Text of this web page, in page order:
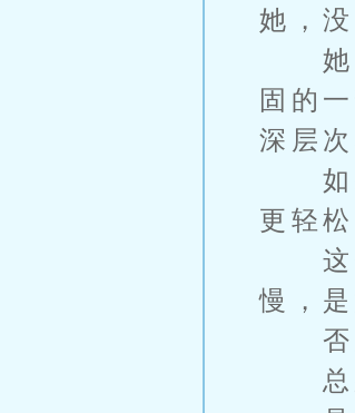
她，
她已
固的
深层
如果
更轻松
这个
慢，
否则
总想